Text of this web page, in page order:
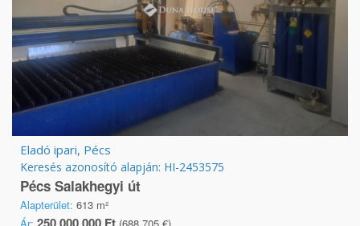
Eladó ipari, Pécs
Keresés azonosító alapján: HI-2453575
Pécs Salakhegyi út
Alapterület: 613 m²